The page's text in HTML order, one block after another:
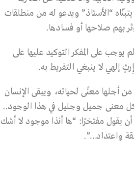
يتبنّاه “الأستاذ” ويدعو له من منطلقات
بهم صلاحها أو فسادها.
على المفكر التوكيد عليها على
إلهي لا ينبغي التفريط به.
أجلها معنًى لحياته، ويبقى الإنسان
معنى جميل وجليل في هذا الوجود..
يقول مفتخرًا: “ها أنذا موجود لا أشك
واعتداد…”.